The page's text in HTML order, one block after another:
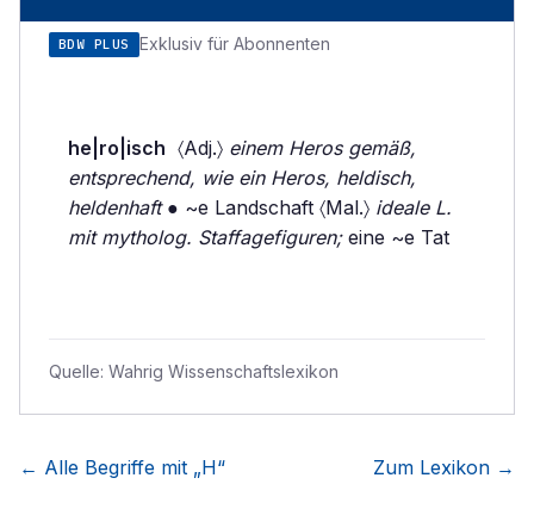
BDW PLUS Exklusiv für Abonnenten
he|ro|isch 〈Adj.〉 einem Heros gemäß,
entsprechend, wie ein Heros, heldisch,
heldenhaft● ~e Landschaft 〈Mal.〉 ideale L.
mit mytholog. Staffagefiguren;eine ~e Tat
Quelle: Wahrig Wissenschaftslexikon
← Alle Begriffe mit „H“ Zum Lexikon →